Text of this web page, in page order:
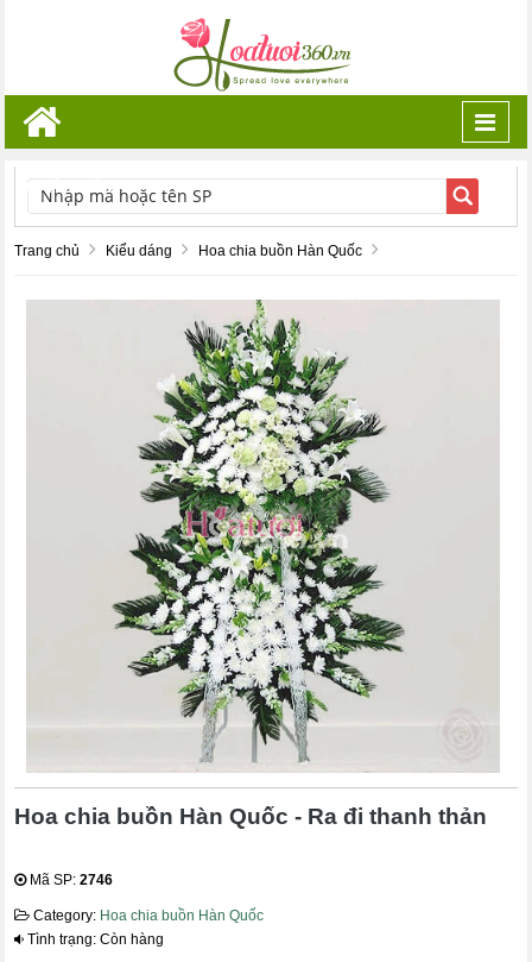
TÌM KIẾM
Trang chủ Kiểu dáng Hoa chia buồn Hàn Quốc
Hoa chia buồn Hàn Quốc - Ra đi thanh thản
Mã SP:2746
Category: Hoa chia buồn Hàn Quốc
Tình trạng: Còn hàng